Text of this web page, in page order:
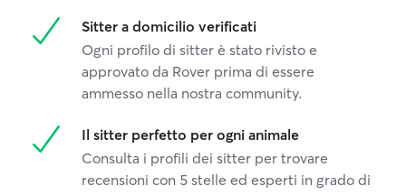
Sitter a domicilio verificati
Ogni profilo di sitter è stato rivisto e
approvato da Rover prima di essere
ammesso nella nostra community.
Il sitter perfetto per ogni animale
Consulta i profili dei sitter per trovare
recensioni con 5 stelle ed esperti in grado di